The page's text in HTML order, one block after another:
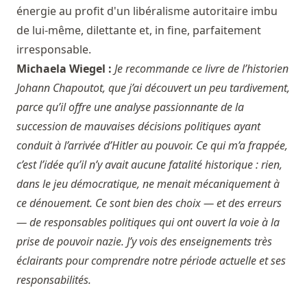
énergie au profit d'un libéralisme autoritaire imbu
de lui-même, dilettante et, in fine, parfaitement
irresponsable.
Michaela Wiegel : Je recommande ce livre de l’historien
Johann Chapoutot, que j’ai découvert un peu tardivement,
parce qu’il offre une analyse passionnante de la
succession de mauvaises décisions politiques ayant
conduit à l’arrivée d’Hitler au pouvoir. Ce qui m’a frappée,
c’est l’idée qu’il n’y avait aucune fatalité historique : rien,
dans le jeu démocratique, ne menait mécaniquement à
ce dénouement. Ce sont bien des choix — et des erreurs
— de responsables politiques qui ont ouvert la voie à la
prise de pouvoir nazie. J’y vois des enseignements très
éclairants pour comprendre notre période actuelle et ses
responsabilités.